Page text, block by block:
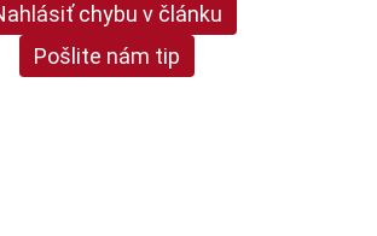
chybu v článku
Pošlite nám tip